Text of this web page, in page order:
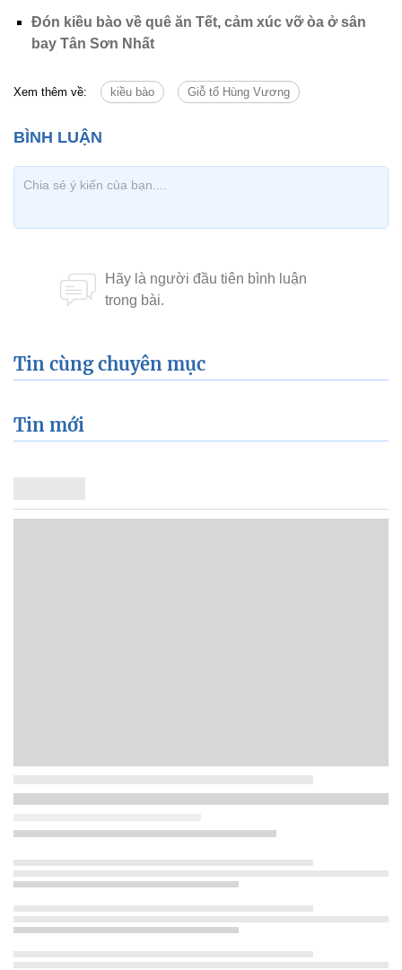
Đón kiều bào về quê ăn Tết, cảm xúc vỡ òa ở sân
bay Tân Sơn Nhất
Xem thêm về: kiều bào Giỗ tổ Hùng Vương
Tin cùng chuyên mục
Tin mới